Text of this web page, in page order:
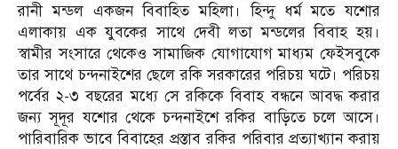
রানী মন্ডল একজন বিবাহিত মহিলা। হিন্দু ধর্ম মতে যশোর
এলাকায় এক যুবকের সাথে দেবী লতা মন্ডলের বিবাহ হয়।
স্বামীর সংসারে থেকেও সামাজিক যোগাযোগ মাধ্যম ফেইসবুকে
তার সাথে চন্দনাইশের ছেলে রকি সরকারের পরিচয় ঘটে। পরিচয়
পর্বের ২-৩ বছরের মধ্যে সে রকিকে বিবাহ বন্ধনে আবদ্ধ করার
জন্য সূদূর যশোর থেকে চন্দনাইশে রকির বাড়িতে চলে আসে।
পারিবারিক ভাবে বিবাহের প্রস্তাব রকির পরিবার প্রত্যাখ্যান করায়